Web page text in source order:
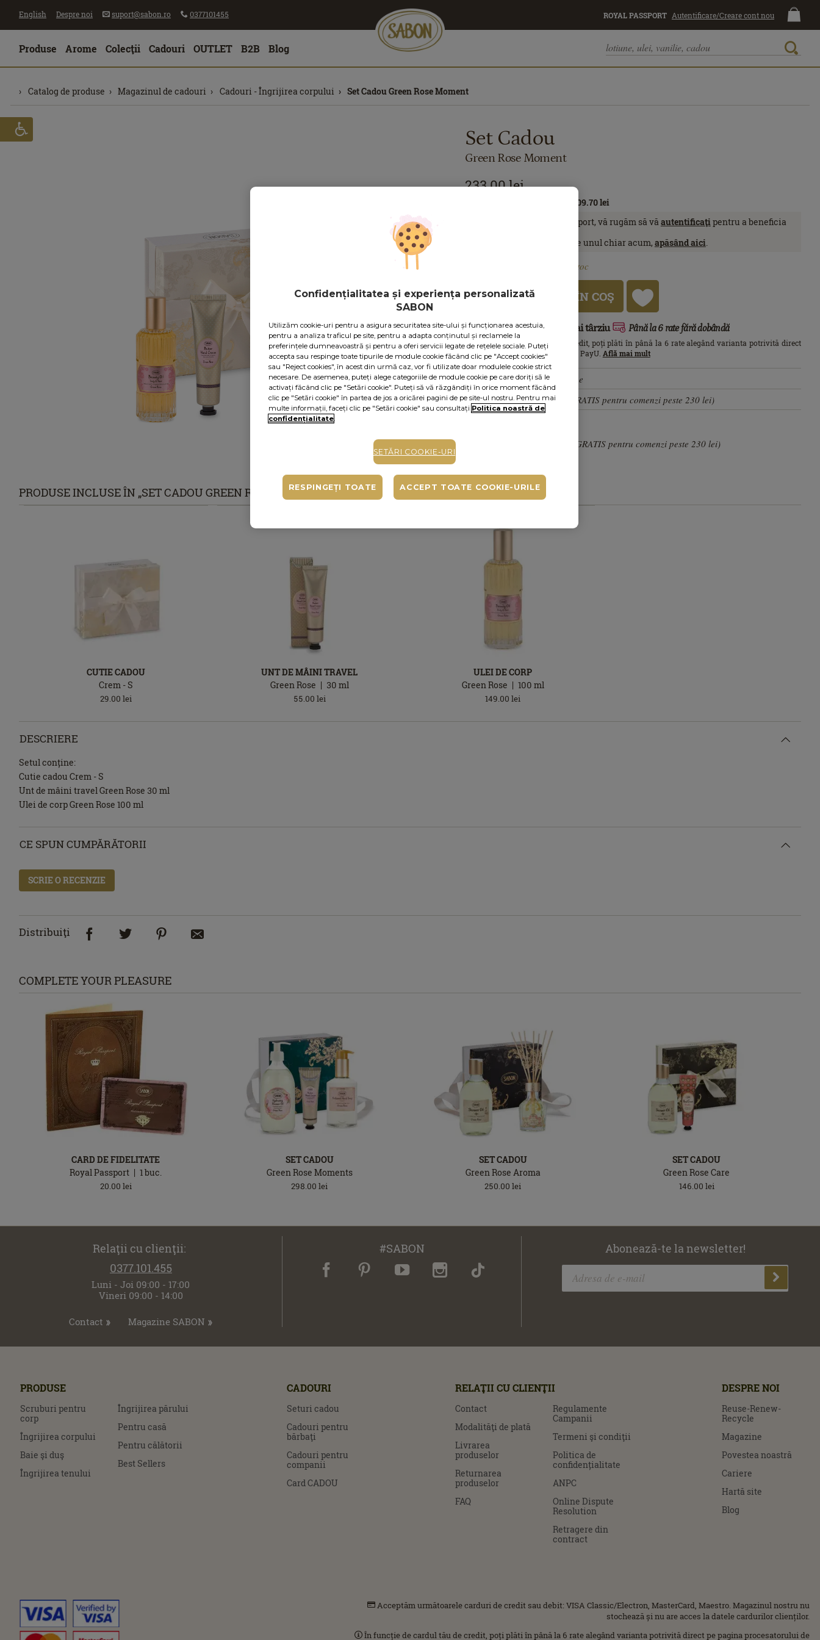
English Despre noi suport@sabon.ro 0377101455 ROYAL PASSPORT Autentificare/Creare cont nou
Produse Arome Colecţii Cadouri OUTLET B2B Blog
Catalog de produse Magazinul de cadouri Cadouri - Îngrijirea corpului Set Cadou Green Rose Moment
Set Cadou
Green Rose Moment
233.00lei
209.70lei
Dacă aveţi card Royal Passport, vă rugăm să vă autentificaţi pentru a beneficia
În caz contrar, puteţi obţine unul chiar acum, apăsând aici
În stoc
ADAUGĂ ÎN COŞ
Cumperi acum, plătești mai târziu Până la 6 rate fără dobândă
În funcție de cardul tău de credit, poți plăti în până la 6 rate alegând varianta potrivită direct
pe pagina procesatorului de plăți PayU. Află mai mult
Ridicare gratuită din magazine
Livrare prin curier: 15 lei (GRATIS pentru comenzi peste 230 lei)
• Livrare la Easybox: 10 lei (GRATIS pentru comenzi peste 230 lei)
PRODUSE INCLUSE ÎN „SET CADOU GREEN ROSE MOMENT“
CUTIE CADOU
Crem - S
29.00 lei
UNT DE MÂINI TRAVEL
Green Rose
30 ml
55.00 lei
ULEI DE CORP
Green Rose
100 ml
149.00 lei
DESCRIERE
Setul conține:
Cutie cadou Crem - S
Unt de mâini travel Green Rose 30 ml
Ulei de corp Green Rose 100 ml
CE SPUN CUMPĂRĂTORII
SCRIE O RECENZIE
Distribuiţi
COMPLETE YOUR PLEASURE
CARD DE FIDELITATE
Royal Passport
1buc.
20.00 lei
SET CADOU
Green Rose Moments
298.00 lei
SET CADOU
Green Rose Aroma
250.00 lei
SET CADOU
Green Rose Care
146.00 lei
Abonează-te la newsletter!
Relaţii cu clienţii:
0377.101.455
Luni - Joi 09:00 - 17:00
Vineri 09:00 - 14:00
Contact Magazine SABON
#SABON
PRODUSE
Scruburi pentru
corp
Îngrijirea corpului
Baie şi duş
Îngrijirea tenului
Îngrijirea părului
Pentru casă
Pentru călătorii
Best Sellers
CADOURI
Seturi cadou
Cadouri pentru
bărbaţi
Cadouri pentru
companii
Card CADOU
RELAŢII CU CLIENŢII
Contact
Modalităţi de plată
Livrarea
produselor
Returnarea
produselor
FAQ
Regulamente
Campanii
Termeni şi condiţii
Politica de
confidențialitate
ANPC
Online Dispute
Resolution
Retragere din
contract
DESPRE NOI
Reuse-Renew-
Recycle
Magazine
Povestea noastră
Cariere
Hartă site
Blog
Acceptăm următoarele carduri de credit sau debit: VISA Classic/Electron, MasterCard, Maestro. Magazinul nostru nu
stochează și nu are acces la datele cardurilor clienților.
În funcție de cardul tău de credit, poți plăti în până la 6 rate alegând varianta potrivită direct pe pagina procesatorului de
Confidențialitatea și experiența personalizată
SABON
Utilizăm cookie-uri pentru a asigura securitatea site-ului și funcționarea acestuia,
pentru a analiza traficul pe site, pentru a adapta conținutul și reclamele la
preferințele dumneavoastră și pentru a oferi servicii legate de rețelele sociale. Puteți
accepta sau respinge toate tipurile de module cookie făcând clic pe "Accept cookies"
sau "Reject cookies", în acest din urmă caz, vor fi utilizate doar modulele cookie strict
necesare. De asemenea, puteți alege categoriile de module cookie pe care doriți să le
activați făcând clic pe "Setări cookie". Puteți să vă răzgândiți în orice moment făcând
clic pe "Setări cookie" în partea de jos a oricărei pagini de pe site-ul nostru. Pentru mai
multe informații, faceți clic pe "Setări cookie" sau consultați Politica noastră de
confidențialitate
SETĂRI COOKIE-URI
RESPINGEȚI TOATE ACCEPT TOATE COOKIE-URILE